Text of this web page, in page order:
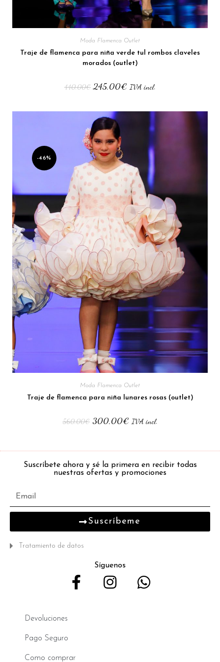
Moda Flamenca Outlet
Traje de flamenca para niña verde tul rombos claveles
morados (outlet)
440,00€ 245,00€ IVA incl.
-46%
Moda Flamenca Outlet
Traje de flamenca para niña lunares rosas (outlet)
560,00€ 300,00€ IVA incl.
Suscríbete ahora y sé la primera en recibir todas
nuestras ofertas y promociones
Suscríbeme
Tratamiento de datos
Síguenos
Devoluciones
Pago Seguro
Como comprar